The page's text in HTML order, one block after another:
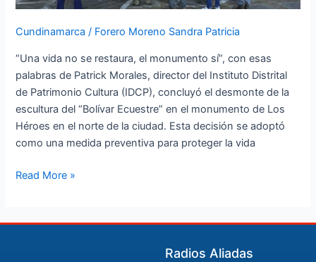
Cundinamarca / Forero Moreno Sandra Patricia
“Una vida no se restaura, el monumento sí”, con esas
palabras de Patrick Morales, director del Instituto Distrital
de Patrimonio Cultura (IDCP), concluyó el desmonte de la
escultura del “Bolívar Ecuestre” en el monumento de Los
Héroes en el norte de la ciudad. Esta decisión se adoptó
como una medida preventiva para proteger la vida
Read More »
Radios Aliadas